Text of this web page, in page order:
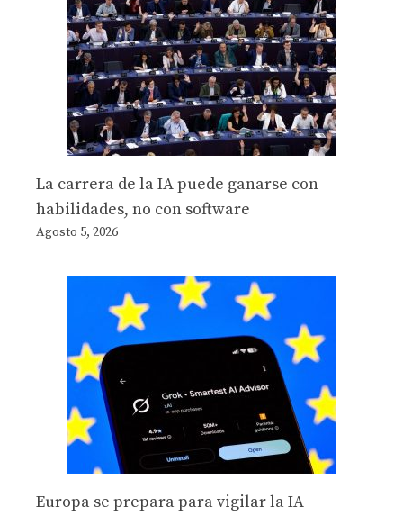
La carrera de la IA puede ganarse con
habilidades, no con software
Agosto 5, 2026
Europa se prepara para vigilar la IA